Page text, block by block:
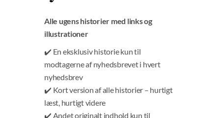
Den blå smølfemand med tydelig bule mellem benene.
Screenshot: X.
kommentatorerne, der mange gange gav udtryk for,
at det hele var meget festligt og flot.
Intet synes dog at vække mere vrede end
arrangørernes fortolkning af den sidste nadver. Hvis
Alle ugens historier med links og
illustrationer
✔️ En eksklusiv historie kun til
modtagerne af nyhedsbrevet i hvert
nyhedsbrev
✔️ Kort version af alle historier – hurtigt
læst, hurtigt videre
✔️ Andet originalt indhold kun til